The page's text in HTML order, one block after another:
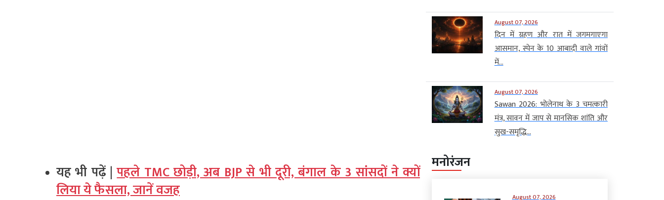
यह भी पढ़ें |पहले TMC छोड़ी, अब BJP से भी दूरी, बंगाल के 3 सांसदों ने क्यों
लिया ये फैसला, जानें वजह
August 07, 2026
दिन में ग्रहण और रात में जगमगाएगा
आसमान, स्पेन के 10 आबादी वाले गांवों
में...
August 07, 2026
Sawan 2026: भोलेनाथ के 3 चमत्कारी
मंत्र, सावन में जाप से मानसिक शांति और
सुख-समृद्धि...
मनोरंजन
August 07, 2026